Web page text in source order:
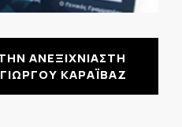
ΑΝΕΞΙΧΝΙΑΣΤΗ
ΚΑΡΑΪΒΑΖ